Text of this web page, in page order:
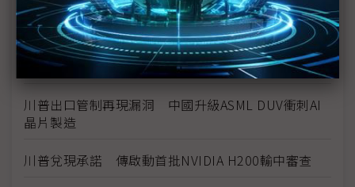
台美百億軍售首見TAK項目 國軍共同作戰影像添戰
力
美本土製晶片里程碑 德儀首座12吋晶圓廠正式投產
川普出口管制再現漏洞 中國升級ASML DUV衝刺AI
晶片製造
川普兌現承諾 傳啟動首批NVIDIA H200輸中審查